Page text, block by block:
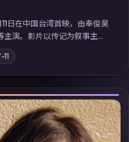
日在中国台湾首映，由奉俊昊
主演。影片以传记为叙事主
从未活过“真实”的一天；摄
过「国产免费观看高清电视
作，畅享高清在线追剧体验。